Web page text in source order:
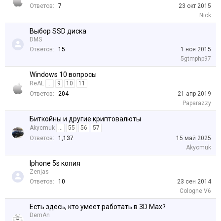
Ответов:
7
23 окт 2015
Nick
Выбор SSD диска
DMS
Ответов:
15
1 ноя 2015
5gtmphp97
Windows 10 вопросы
ReAL ... 9 10
11
Ответов:
204
21 апр 2019
Paparazzy
Биткойны и другие криптовалюты
Akycmuk ... 55 56
57
Ответов:
1,137
15 май 2025
Akycmuk
Iphone 5s копия
Zenjas
Ответов:
10
23 сен 2014
Cologne V6
Есть здесь, кто умеет работать в 3D Max?
DemAn